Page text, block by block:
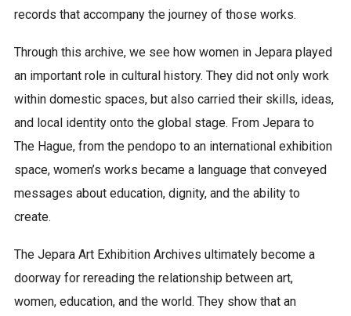
records that accompany the journey of those works.
Through this archive, we see how women in Jepara played
an important role in cultural history. They did not only work
within domestic spaces, but also carried their skills, ideas,
and local identity onto the global stage. From Jepara to
The Hague, from the pendopo to an international exhibition
space, women’s works became a language that conveyed
messages about education, dignity, and the ability to
create.
The Jepara Art Exhibition Archives ultimately become a
doorway for rereading the relationship between art,
women, education, and the world. They show that an